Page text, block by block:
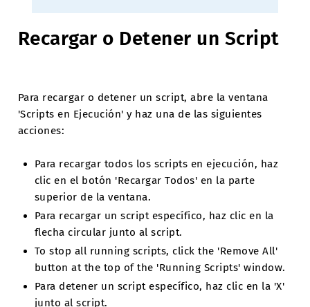
Recargar o Detener un Script
Para recargar o detener un script, abre la ventana
'Scripts en Ejecución' y haz una de las siguientes
acciones:
Para recargar todos los scripts en ejecución, haz
clic en el botón 'Recargar Todos' en la parte
superior de la ventana.
Para recargar un script específico, haz clic en la
flecha circular junto al script.
To stop all running scripts, click the 'Remove All'
button at the top of the 'Running Scripts' window.
Para detener un script específico, haz clic en la 'X'
junto al script.